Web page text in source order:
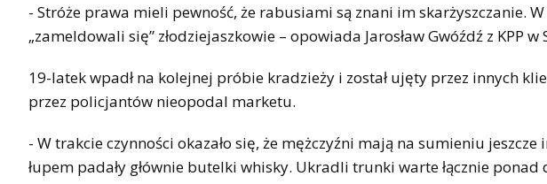
- Stróże prawa mieli pewność, że rabusiami są znani im skarżyszczanie.
„zameldowali się” złodziejaszkowie – opowiada Jarosław Gwóźdź z KPP
19-latek wpadł na kolejnej próbie kradzieży i został ujęty przez innych
przez policjantów nieopodal marketu.
- W trakcie czynności okazało się, że mężczyźni mają na sumieniu
łupem padały głównie butelki whisky. Ukradli trunki warte łącznie